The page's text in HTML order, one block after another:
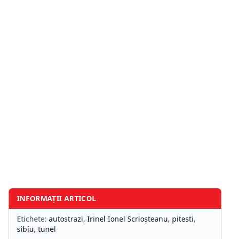
INFORMAȚII ARTICOL
Etichete: autostrazi, Irinel Ionel Scrioșteanu, pitesti,
sibiu, tunel